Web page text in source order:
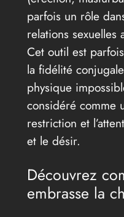
parfois un rôle
relations sexuelles
Cet outil est
la fidélité
physique
considéré comme
restriction et
et le désir.
Découvrez
embrasse la